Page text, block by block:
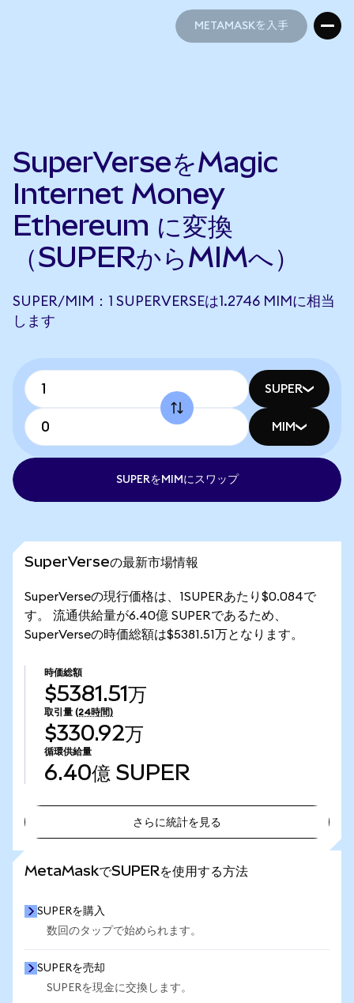
METAMASKを入手
SuperVerseをMagic
Internet Money
Ethereum に変換
（SUPERからMIMへ）
SUPER/MIM：1 SUPERVERSEは1.2746 MIMに相当
します
SUPER
MIM
SUPERをMIMにスワップ
SuperVerseの最新市場情報
SuperVerseの現行価格は、1SUPERあたり$0.084で
す。 流通供給量が6.40億 SUPERであるため、
SuperVerseの時価総額は$5381.51万となります。
時価総額
$5381.51万
取引量 (24時間)
$330.92万
循環供給量
6.40億 SUPER
さらに統計を見る
MetaMaskでSUPERを使用する方法
SUPERを購入
数回のタップで始められます。
SUPERを売却
SUPERを現金に交換します。